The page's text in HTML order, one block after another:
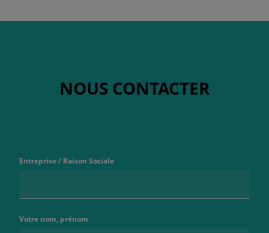
NOUS CONTACTER
Entreprise / Raison Sociale
Votre nom, prénom